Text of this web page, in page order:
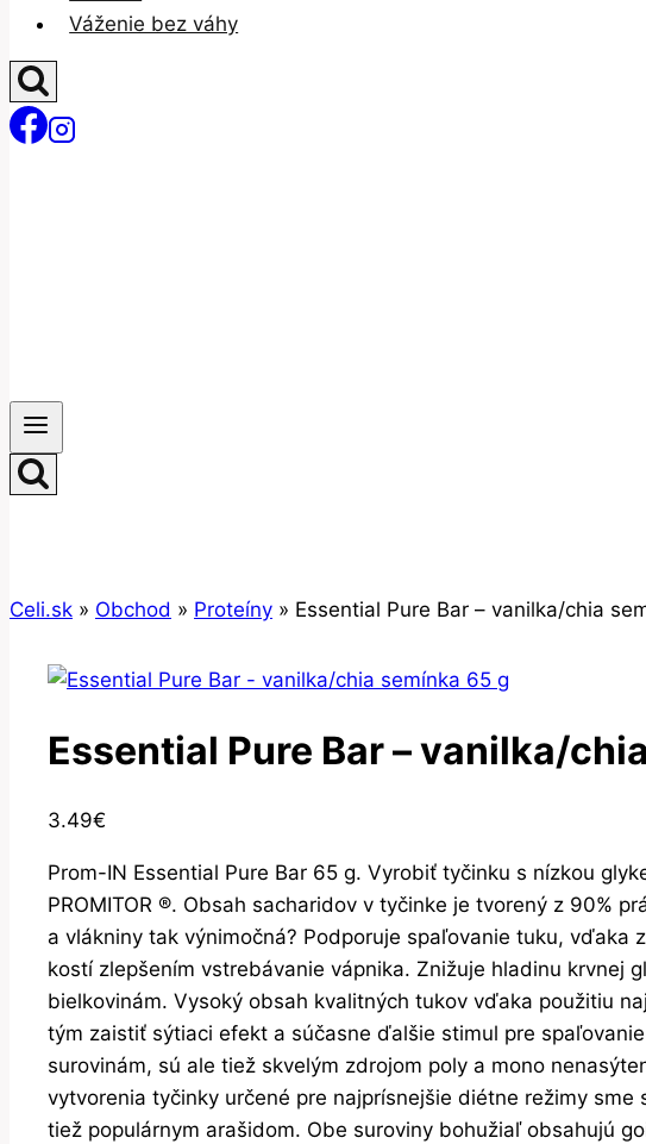
Váženie bez váhy
Celi.sk » Obchod » Proteíny » Essential Pure Bar – vanilka/chia
Essential Pure Bar – vanilka/
3.49€
Prom-IN Essential Pure Bar 65 g. Vyrobiť tyčinku s nízkou
PROMITOR ®. Obsah sacharidov v tyčinke je tvorený z 90%
a vlákniny tak výnimočná? Podporuje spaľovanie tuku,
kostí zlepšením vstrebávanie vápnika. Znižuje hladinu krvnej
bielkovinám. Vysoký obsah kvalitných tukov vďaka použitiu
tým zaistiť sýtiaci efekt a súčasne ďalšie stimul pre
surovinám, sú ale tiež skvelým zdrojom poly a mono
vytvorenia tyčinky určené pre najprísnejšie diétne režimy
tiež populárnym arašidom. Obe suroviny bohužiaľ obsahujú